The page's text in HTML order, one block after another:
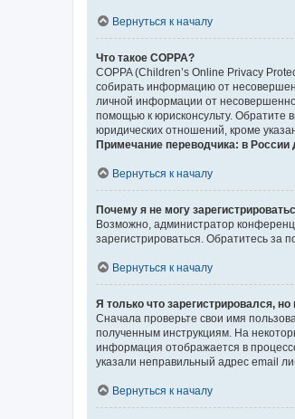
Вернуться к началу
Что такое COPPA?
COPPA (Children’s Online Privacy
собирать информацию от
личной информации от
помощью к юрисконсульту. Обратите
юридических отношений, кроме
Примечание переводчика: в
Вернуться к началу
Почему я не могу
Возможно, администратор
зарегистрироваться. Обратитесь за
Вернуться к началу
Я только что зарегистрировался, но
Сначала проверьте свои имя
полученным инструкциям. На
информация отображается в
указали неправильный адрес email
Вернуться к началу